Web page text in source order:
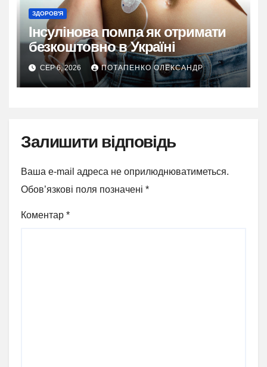
ЗДОРОВ'Я
Інсулінова помпа як отримати
безкоштовно в Україні
СЕР 6, 2026 ПОТАПЕНКО ОЛЕКСАНДР
Залишити відповідь
Ваша e-mail адреса не оприлюднюватиметься.
Обов’язкові поля позначені *
Коментар *